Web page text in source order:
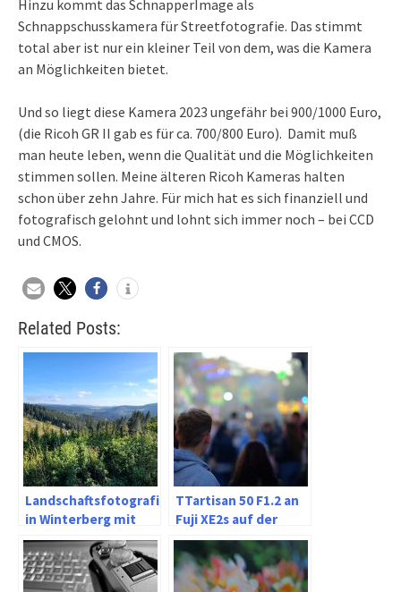
Hinzu kommt das SchnapperImage als
Schnappschusskamera für Streetfotografie. Das stimmt
total aber ist nur ein kleiner Teil von dem, was die Kamera
an Möglichkeiten bietet.
Und so liegt diese Kamera 2023 ungefähr bei 900/1000 Euro,
(die Ricoh GR II gab es für ca. 700/800 Euro). Damit muß
man heute leben, wenn die Qualität und die Möglichkeiten
stimmen sollen. Meine älteren Ricoh Kameras halten
schon über zehn Jahre. Für mich hat es sich finanziell und
fotografisch gelohnt und lohnt sich immer noch – bei CCD
und CMOS.
Related Posts:
Landschaftsfotografie
in Winterberg mit
dem Samsung S20FE
TTartisan 50 F1.2 an
Fuji XE2s auf der
Kirmes bei Corona